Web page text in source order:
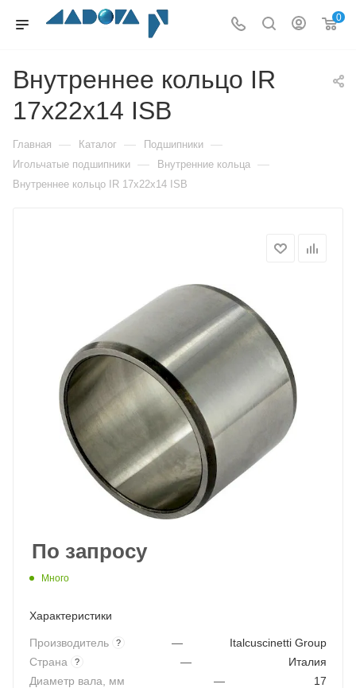
0
Внутреннее кольцо IR
17x22x14 ISB
Главная — Каталог — Подшипники —
Игольчатые подшипники — Внутренние кольца —
Внутреннее кольцо IR 17x22x14 ISB
По запросу
Много
Характеристики
Производитель ? —
Italcuscinetti Group
Страна
? —
Италия
Диаметр вала, мм
—
17